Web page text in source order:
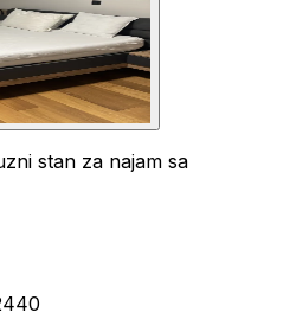
stan za najam sa